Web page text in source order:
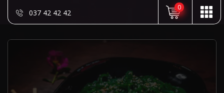
037 42 42 42
0